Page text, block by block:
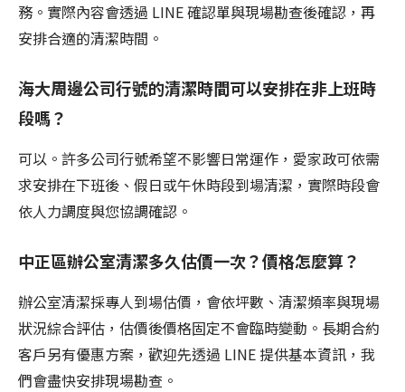
務。實際內容會透過 LINE 確認單與現場勘查後確認，再
安排合適的清潔時間。
海大周邊公司行號的清潔時間可以安排在非上班時
段嗎？
可以。許多公司行號希望不影響日常運作，愛家政可依需
求安排在下班後、假日或午休時段到場清潔，實際時段會
依人力調度與您協調確認。
中正區辦公室清潔多久估價一次？價格怎麼算？
辦公室清潔採專人到場估價，會依坪數、清潔頻率與現場
狀況綜合評估，估價後價格固定不會臨時變動。長期合約
客戶另有優惠方案，歡迎先透過 LINE 提供基本資訊，我
們會盡快安排現場勘查。